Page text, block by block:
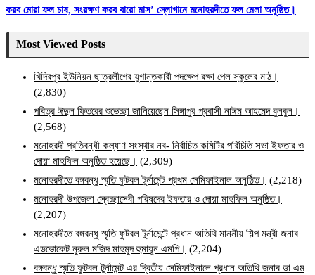
করব মোরা ফল চাষ, সংরক্ষণ করব বারো মাস’ স্লোগানে মনোহরদীতে ফল মেলা অনুষ্ঠিত।
Most Viewed Posts
খিদিরপুর ইউনিয়ন ছাত্রলীগের যুগান্তকারী পদক্ষেপ রক্ষা পেল স্কুলের মাঠ।
(2,830)
পবিত্র ঈদুল ফিতরের শুভেচ্ছা জানিয়েছেন সিঙ্গাপুর প্রবাসী নাঈম আহমেদ বুলবুল।
(2,568)
মনোহরদী প্রতিবন্ধী কল্যাণ সংস্থার নব- নির্বাচিত কমিটির পরিচিতি সভা ইফতার ও
দোয়া মাহফিল অনুষ্ঠিত হয়েছে। (2,309)
মনোহরদীতে বঙ্গবন্ধু স্মৃতি ফুটবল টুর্নামেন্ট প্রথম সেমিফাইনাল অনুষ্ঠিত। (2,218)
মনোহরদী উপজেলা স্বেচ্ছাসেবী পরিষদের ইফতার ও দোয়া মাহফিল অনুষ্ঠিত।
(2,207)
মনোহরদীতে বঙ্গবন্ধু স্মৃতি ফুটবল টুর্নামেন্টে প্রধান অতিথি মাননীয় শিল্প মন্ত্রী জনাব
এডভোকেট নুরুল মজিদ মাহমুদ হুমায়ূন এমপি। (2,204)
বঙ্গবন্ধু স্মৃতি ফুটবল টুর্নামেন্ট এর দ্বিতীয় সেমিফাইনালে প্রধান অতিথি জনাব ডা এম